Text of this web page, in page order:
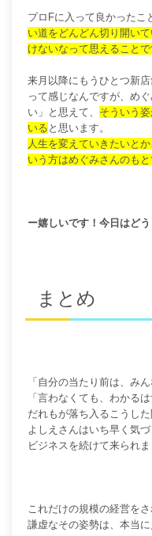
プロFに入って良かったこ
い道をどんどん切り開い
けないなって思えること で
来月以降にもうひとつ新
って感じなんですが、め
い」と思えて、 そういう
いる と思います。
人生を変えていきたいと
いう方はめぐみさんのも
ー嬉しいです！今日はど
まとめ
「自分の当たり前は、みん
「言わなくても、わかるは
だれもが落ち入るこうした
よしえさんはいち早く気
ビジネスを続けて来られま
これだけの規模の経営を
謙虚なその姿勢は、本当